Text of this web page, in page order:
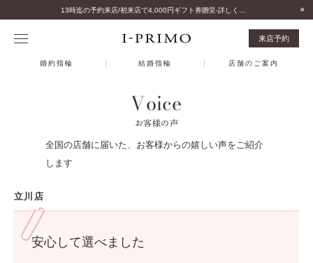
来店予約
婚約指輪 結婚指輪 店舗のご案内
Voice
お客様の声
全国の店舗に届いた、お客様からの嬉しい声をご紹介
します
立川店
安心して選べました